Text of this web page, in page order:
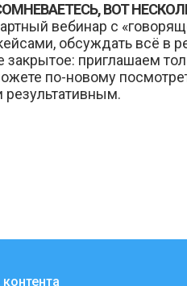
ВОТ
вебинар с
обсуждать всё в
приглашаем
по-новому